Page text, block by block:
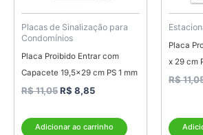
Placas de Sinalização para
Condomínios
Placa Proibido Entrar com
Capacete 19,5×29 cm PS 1 mm
R$11,05R$ 8,85
Adicionar ao carrinho
Placa
x 29 cm
R$